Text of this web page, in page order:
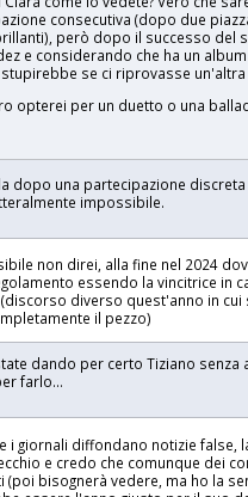
consecutiva (dopo due
però dopo il successo del
e considerando che ha un
se ci riprovasse un'altra
opterei per un duetto o una
dopo una partecipazione discreta
impossibile.
non direi, alla fine nel 2024
essendo la vincitrice in
diverso quest'anno in cui
il pezzo)
dando per certo Tiziano senza
farlo...
i giornali diffondano notizie false,
e credo che comunque dei
(poi bisognerà vedere, ma ho la